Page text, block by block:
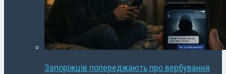
Запоріжців попереджають про вербування